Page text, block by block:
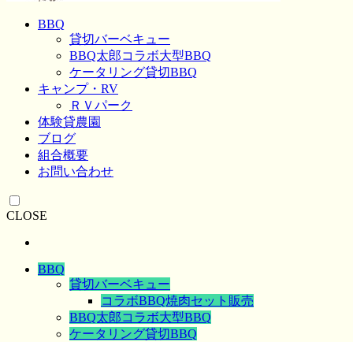
BBQ
貸切バーベキュー
BBQ太郎コラボ大型BBQ
ケータリング貸切BBQ
キャンプ・RV
ＲＶパーク
体験貸農園
ブログ
組合概要
お問い合わせ
CLOSE
BBQ
貸切バーベキュー
コラボBBQ焼肉セット販売
BBQ太郎コラボ大型BBQ
ケータリング貸切BBQ